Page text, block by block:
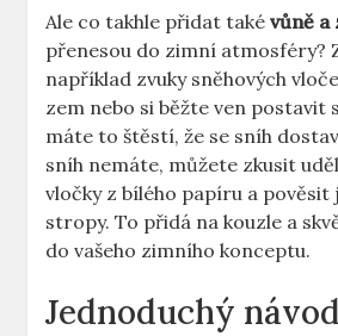
Ale co takhle přidat‌ takévůně​ a
přenesou ⁤do‌ zimní⁢ atmosféry?⁢
například zvuky sněhových
zem nebo si běžte ven postavit
máte to⁢ štěstí, že se sníh
sníh nemáte, můžete ⁤zkusit
vločky​ z bílého papíru a pověsit
stropy. To přidá na ⁣kouzle a⁢
do vašeho zimního ‌konceptu.
Jednoduchý